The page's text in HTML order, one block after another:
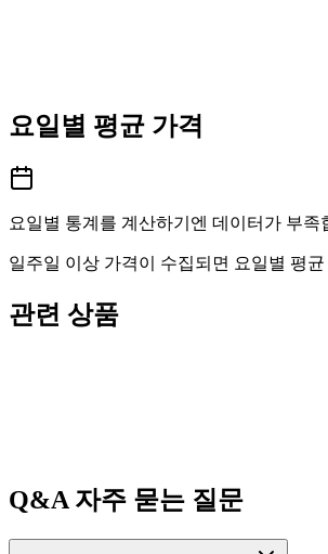
요일별 평균 가격
요일별 통계를 계산하기엔 데이터가 부족
일주일 이상 가격이 수집되면 요일별 평
관련 상품
Q&A자주 묻는 질문